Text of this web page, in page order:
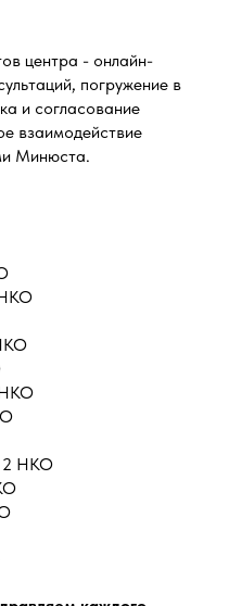
центра - онлайн-
погружение в
и согласование
взаимодействие
Минюста.
НКО
НКО
2 НКО